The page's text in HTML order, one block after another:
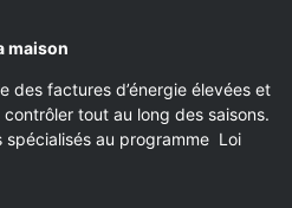
maison
des factures d’énergie élevées et
tout au long des saisons.
spécialisés au programme Loi